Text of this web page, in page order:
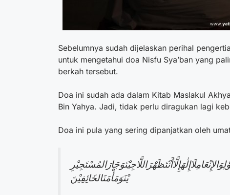
Sebelumnya sudah dijelaskan perihal
untuk mengetahui doa Nisfu Sya’ban yang
berkah tersebut.
Doa ini sudah ada dalam Kitab Maslakul
Bin Yahya. Jadi, tidak perlu diragukan lagi
Doa ini pula yang sering dipanjatkan oleh
يْنَوَمَأْمَنَالخَائِفِيْنَ